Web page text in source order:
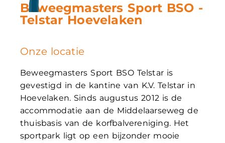
Beweegmasters Sport BSO -
Telstar Hoevelaken
Onze locatie
Beweegmasters Sport BSO Telstar is
gevestigd in de kantine van K.V. Telstar in
Hoevelaken. Sinds augustus 2012 is de
accommodatie aan de Middelaarseweg de
thuisbasis van de korfbalvereniging. Het
sportpark ligt op een bijzonder mooie